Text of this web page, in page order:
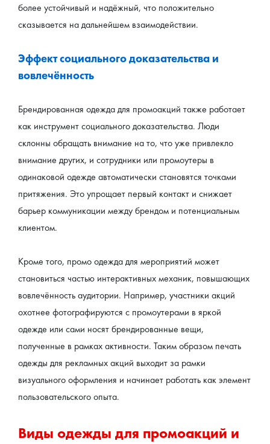
более устойчивый и надёжный, что положительно
сказывается на дальнейшем взаимодействии.
Эффект социального доказательства и
вовлечённость
Брендированная одежда для промоакций также работает
как инструмент социального доказательства. Люди
склонны обращать внимание на то, что уже привлекло
внимание других, и сотрудники или промоутеры в
одинаковой одежде автоматически становятся точками
притяжения. Это упрощает первый контакт и снижает
барьер коммуникации между брендом и потенциальным
клиентом.
Кроме того, промо одежда для мероприятий может
становиться частью интерактивных механик, повышающих
вовлечённость аудитории. Например, участники акций
охотнее фотографируются с промоутерами в яркой
одежде или сами носят брендированные вещи,
полученные в рамках активности. Таким образом печать
одежды для рекламных акций выходит за рамки
визуального оформления и начинает работать как элемент
пользовательского опыта.
Виды одежды для промоакций и